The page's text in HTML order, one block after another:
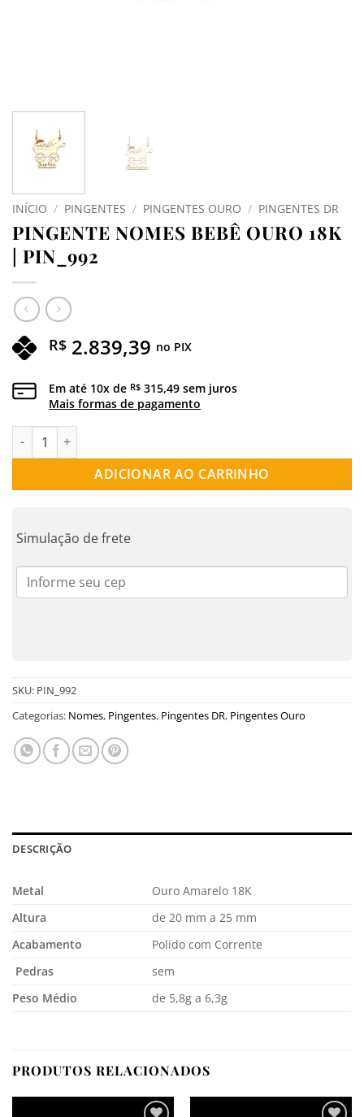
INÍCIO / PINGENTES / PINGENTES OURO / PINGENTES DR
PINGENTE NOMES BEBÊ OURO 18K
| PIN_992
R$ 2.839,39 no PIX
Em até 10x de R$ 315,49 sem juros
Mais formas de pagamento
PINGENTE NOMES BEBÊ OURO 18K | PIN_992 quantidade
ADICIONAR AO CARRINHO
Simulação de frete
SKU: PIN_992
Categorias: Nomes, Pingentes, Pingentes DR, Pingentes Ouro
DESCRIÇÃO
Metal
Ouro Amarelo 18K
Altura
de 20 mm a 25 mm
Acabamento
Polido com Corrente
Pedras
sem
Peso Médio
de 5,8g a 6,3g
PRODUTOS RELACIONADOS